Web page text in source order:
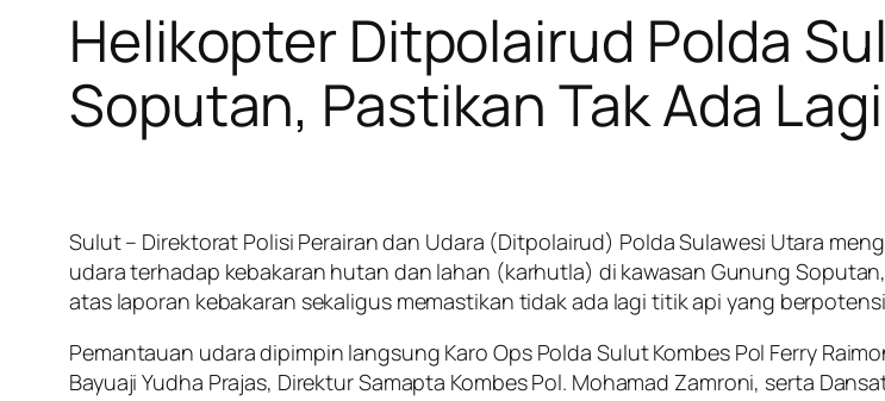
Helikopter Ditpolairud Polda
Soputan, Pastikan Tak Ada
Sulut – Direktorat Polisi Perairan dan Udara (Ditpolairud) Polda Sulawesi Utara
udara terhadap kebakaran hutan dan lahan (karhutla) di kawasan Gunung
atas laporan kebakaran sekaligus memastikan tidak ada lagi titik api yang
Pemantauan udara dipimpin langsung Karo Ops Polda Sulut Kombes Pol Ferry
Bayuaji Yudha Prajas, Direktur Samapta Kombes Pol. Mohamad Zamroni, serta